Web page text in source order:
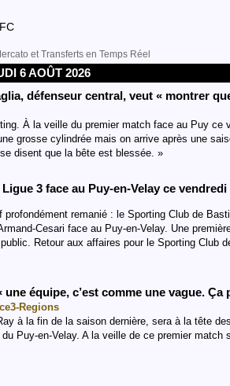
et Transferts en Temps Réel
6 AOÛT 2026
défenseur central, veut « montrer
À la veille du premier match face au Puy ce
grosse cylindrée mais on arrive après une
disent que la bête est blessée. »
3 face au Puy-en-Velay ce vendredi
remanié : le Sporting Club de
Cesari face au Puy-en-Velay. Une
Retour aux affaires pour le Sporting Club
équipe, c’est comme une vague. Ça
Regions
à la fin de la saison dernière, sera à la tête
Puy-en-Velay. A la veille de ce premier match